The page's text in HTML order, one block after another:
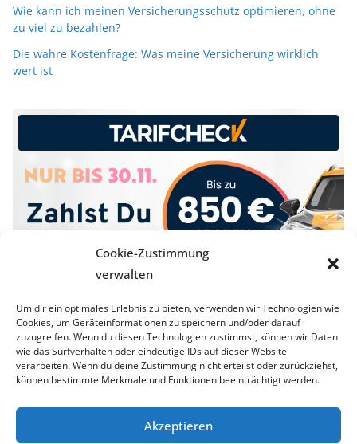
Cookie-Zustimmung
verwalten
Um dir ein optimales Erlebnis zu bieten, verwenden wir Technologien wie
Cookies, um Geräteinformationen zu speichern und/oder darauf
zuzugreifen. Wenn du diesen Technologien zustimmst, können wir Daten
wie das Surfverhalten oder eindeutige IDs auf dieser Website
verarbeiten. Wenn du deine Zustimmung nicht erteilst oder zurückziehst,
können bestimmte Merkmale und Funktionen beeinträchtigt werden.
Akzeptieren
Wie kann ich meinen Versicherungsschutz optimieren, ohne
zu viel zu bezahlen?
Die wahre Kostenfrage: Was meine Versicherung wirklich
wert ist